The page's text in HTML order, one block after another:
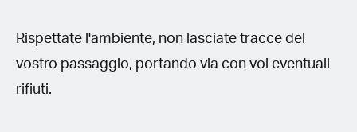
Rispettate l'ambiente, non lasciate tracce del
vostro passaggio, portando via con voi eventuali
rifiuti.